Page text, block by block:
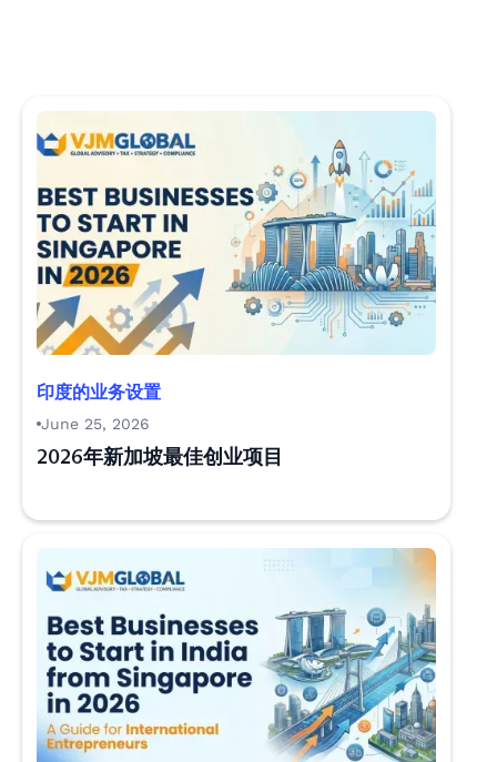
印度的业务设置
June 25, 2026
2026年新加坡最佳创业项目